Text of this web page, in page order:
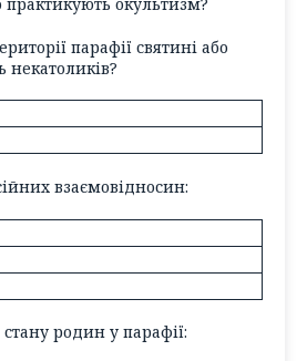
парафії святині або
некатоликів?
взаємовідносин:
родин у парафії: